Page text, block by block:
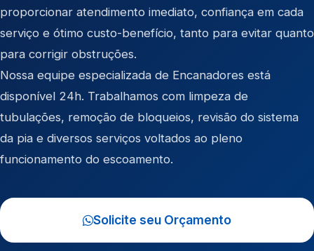
proporcionar atendimento imediato, confiança em cada
serviço e ótimo custo-benefício, tanto para evitar quanto
para corrigir obstruções.
Nossa equipe especializada de Encanadores está
disponível 24h. Trabalhamos com limpeza de
tubulações, remoção de bloqueios, revisão do sistema
da pia e diversos serviços voltados ao pleno
funcionamento do escoamento.
Solicite seu Orçamento